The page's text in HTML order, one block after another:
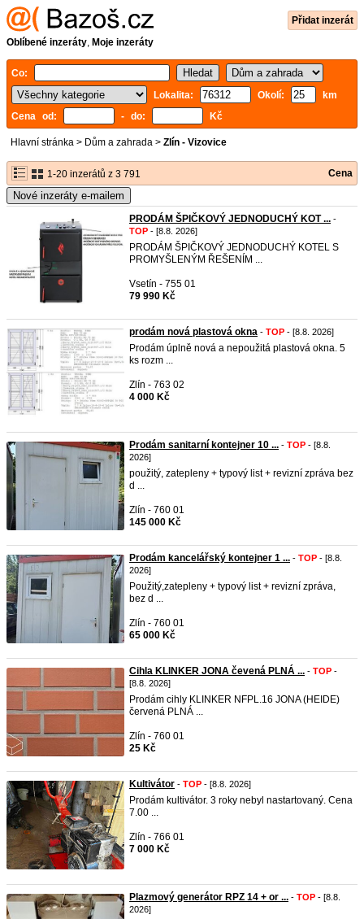
Přidat inzerát
Oblíbené inzeráty, Moje inzeráty
Co:
Lokalita:
Okolí:
km
Cena od:
- do: Kč
Hlavní stránka > Dům a zahrada > Zlín - Vizovice
1-20 inzerátů z 3 791 Cena
Nové inzeráty e-mailem
PRODÁM ŠPIČKOVÝ JEDNODUCHÝ KOT ... -
TOP - [8.8. 2026]
PRODÁM ŠPIČKOVÝ JEDNODUCHÝ KOTEL S
PROMYŠLENÝM ŘEŠENÍM ...
Vsetín - 755 01
79 990 Kč
prodám nová plastová okna - TOP - [8.8. 2026]
Prodám úplně nová a nepoužitá plastová okna. 5
ks rozm ...
Zlín - 763 02
4 000 Kč
Prodám sanitarní kontejner 10 ... - TOP - [8.8.
2026]
použitý, zatepleny + typový list + revizní zpráva bez
d ...
Zlín - 760 01
145 000 Kč
Prodám kancelářský kontejner 1 ... - TOP - [8.8.
2026]
Použitý,zatepleny + typový list + revizní zpráva,
bez d ...
Zlín - 760 01
65 000 Kč
Cihla KLINKER JONA čevená PLNÁ ... - TOP -
[8.8. 2026]
Prodám cihly KLINKER NFPL.16 JONA (HEIDE)
červená PLNÁ ...
Zlín - 760 01
25 Kč
Kultivátor - TOP - [8.8. 2026]
Prodám kultivátor. 3 roky nebyl nastartovaný. Cena
7.00 ...
Zlín - 766 01
7 000 Kč
Plazmový generátor RPZ 14 + or ... - TOP - [8.8.
2026]